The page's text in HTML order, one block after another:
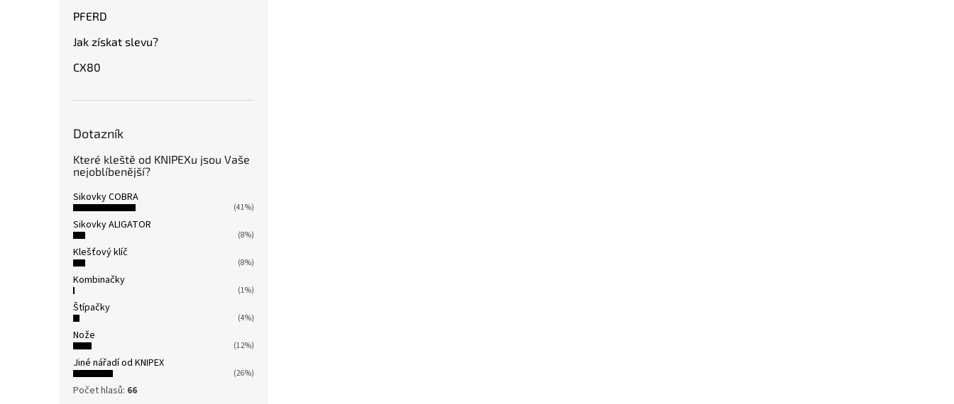
PFERD
Jak získat slevu?
CX80
Dotazník
Které kleště od KNIPEXu jsou Vaše
nejoblíbenější?
Sikovky COBRA
(41%)
Sikovky ALIGATOR
(8%)
Klešťový klíč
(8%)
Kombinačky
(1%)
Štípačky
(4%)
Nože
(12%)
Jiné nářadí od KNIPEX
(26%)
Počet hlasů: 66